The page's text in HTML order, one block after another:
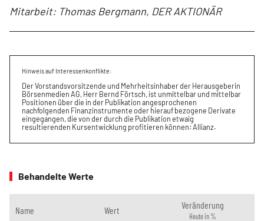
Mitarbeit: Thomas Bergmann, DER AKTIONÄR
Hinweis auf Interessenkonflikte:
Der Vorstandsvorsitzende und Mehrheitsinhaber der Herausgeberin
Börsenmedien AG, Herr Bernd Förtsch, ist unmittelbar und mittelbar
Positionen über die in der Publikation angesprochenen
nachfolgenden Finanzinstrumente oder hierauf bezogene Derivate
eingegangen, die von der durch die Publikation etwaig
resultierenden Kursentwicklung profitieren können: Allianz.
Behandelte Werte
Name Wert Veränderung
Heute in %